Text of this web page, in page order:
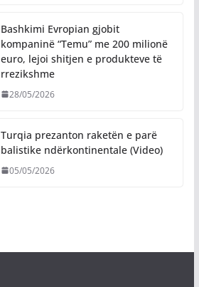
Bashkimi Evropian gjobit
kompaninë “Temu” me 200 milionë
euro, lejoi shitjen e produkteve të
rrezikshme
28/05/2026
Turqia prezanton raketën e parë
balistike ndërkontinentale (Video)
05/05/2026